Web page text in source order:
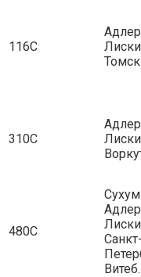
116С
Адлер
Лиски
310С
Адлер
Лиски
480С
Сухум
Адлер
Лиски
Санкт-
Витеб.